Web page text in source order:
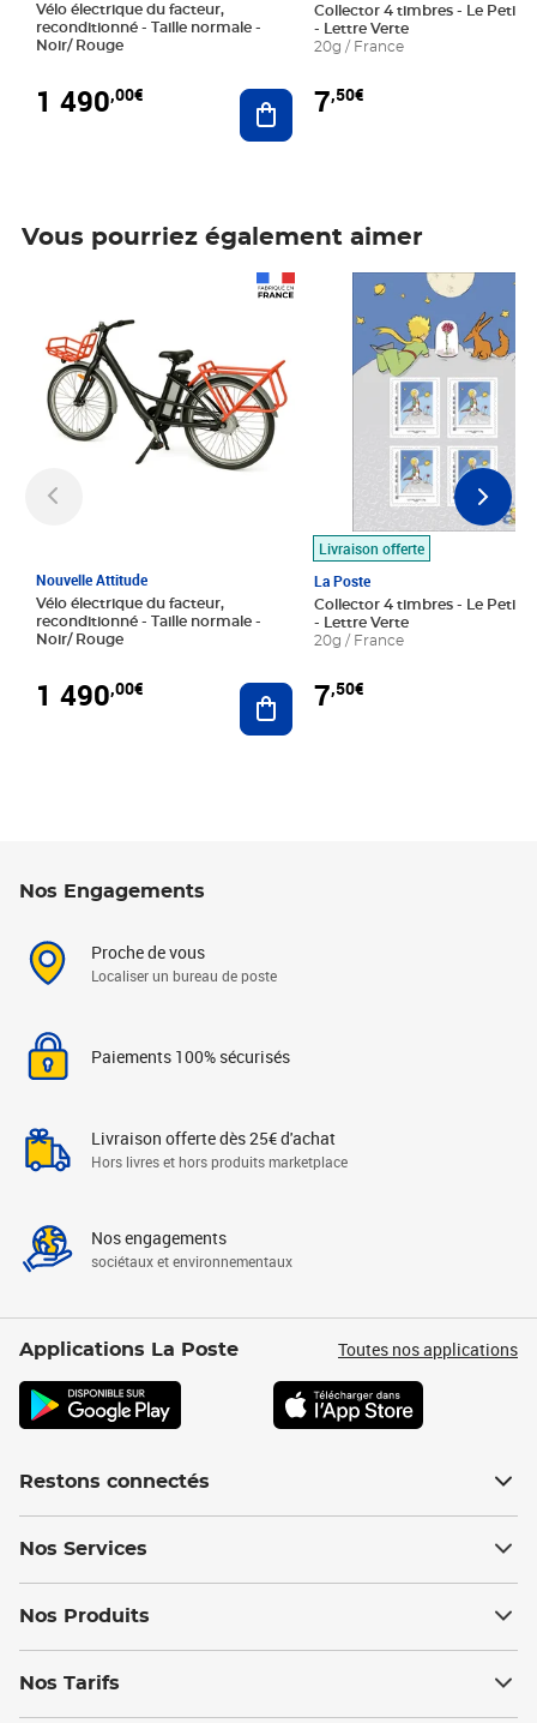
Vélo électrique du facteur,
reconditionné - Taille normale -
Noir/ Rouge
1 490,00€ Ajouter au panier
Collector 4 timbres - Le Petit
- Lettre Verte
20g / France
7,50€
Vous pourriez également aimer
Nouvelle Attitude
Vélo électrique du facteur,
reconditionné - Taille normale -
Noir/ Rouge
1 490,00€ Ajouter au panier
Livraison offerte
La Poste
Collector 4 timbres - Le Petit
- Lettre Verte
20g / France
7,50€
Prix 7,50€
Nos Engagements
Proche de vous
Localiser un bureau de poste
Paiements 100% sécurisés
Livraison offerte dès 25€ d'achat
Hors livres et hors produits marketplace
Nos engagements
sociétaux et environnementaux
Applications La Poste Toutes nos applications
Restons connectés
Nos Services
Nos Produits
Nos Tarifs